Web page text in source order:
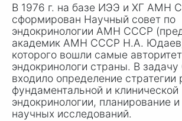
В 1976 г. на базе ИЭЭ и ХГ АМН
сформирован Научный совет по
эндокринологии АМН СССР
академик АМН СССР Н.А. Юдае
которого вошли самые
эндокринологи страны. В задачу
входило определение стратегии
фундаментальной и клинической
эндокринологии, планирование
научных исследований.